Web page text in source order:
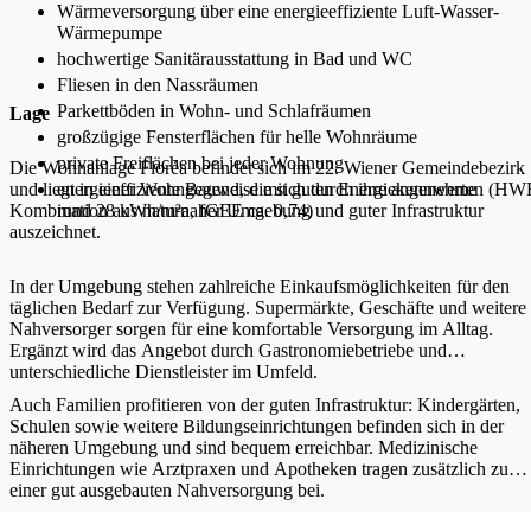
Wärmeversorgung über eine energieeffiziente Luft-Wasser-
Wärmepumpe
hochwertige Sanitärausstattung in Bad und WC
Fliesen in den Nassräumen
Parkettböden in Wohn- und Schlafräumen
großzügige Fensterflächen für helle Wohnräume
private Freiflächen bei jeder Wohnung
energieeffiziente Bauweise mit guten Energiekennwerten
rund 28 kWh/m²a, fGEE ca. 0,74)
Lage
Die Wohnanlage Floréa befindet sich im 22. Wiener Gemeindebezirk
und liegt in einer Wohngegend, die sich durch ihre angenehme
Kombination aus naturnaher Umgebung und guter Infrastruktur
auszeichnet.
In der Umgebung stehen zahlreiche Einkaufsmöglichkeiten für den
täglichen Bedarf zur Verfügung. Supermärkte, Geschäfte und weitere
Nahversorger sorgen für eine komfortable Versorgung im Alltag.
Ergänzt wird das Angebot durch Gastronomiebetriebe und
unterschiedliche Dienstleister im Umfeld.
Auch Familien profitieren von der guten Infrastruktur: Kindergärten,
Schulen sowie weitere Bildungseinrichtungen befinden sich in der
näheren Umgebung und sind bequem erreichbar. Medizinische
Einrichtungen wie Arztpraxen und Apotheken tragen zusätzlich zu
einer gut ausgebauten Nahversorgung bei.